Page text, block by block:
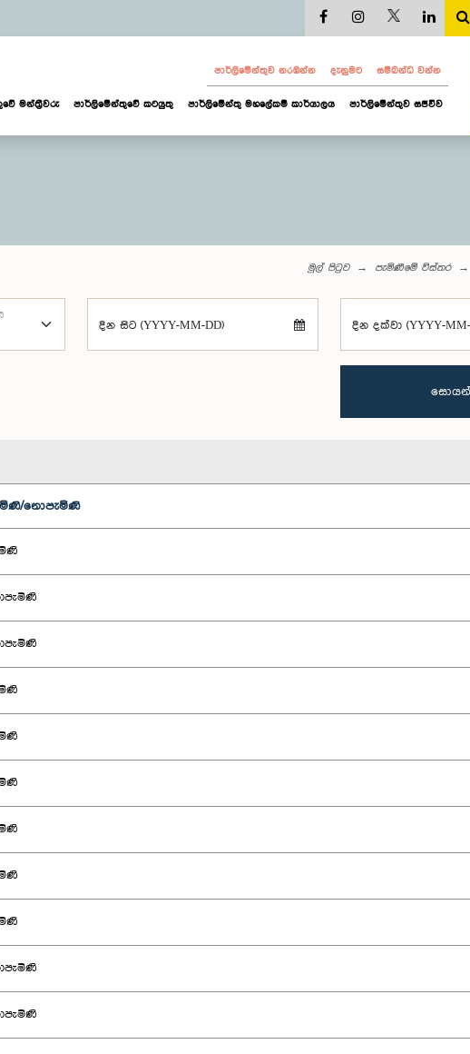
පාර්ලි‌මේන්තුව නරඹන්න දැනුමට සම්බන්ධ වන්න
මන්ත්‍රීවරු පාර්ලිමේන්තුවේ කටයුතු පාර්ලිමේන්තු මහලේකම් කාර්යාලය පාර්ලිමේන්තුව සජීවීව
මුල් පිටුව පැමිණීමේ විස්තර
දින සිට (YYYY-MM-DD) දින දක්වා (YYYY-MM-
නොපැමිණි